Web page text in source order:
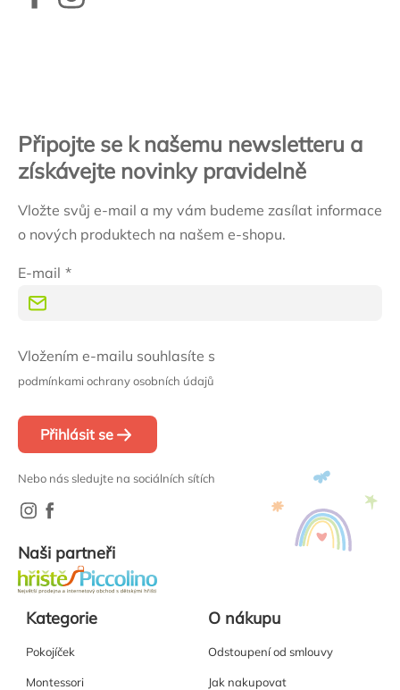
Připojte se k našemu newsletteru a
získávejte novinky pravidelně
Vložte svůj e-mail a my vám budeme zasílat informace
o nových produktech na našem e-shopu.
E-mail
Vložením e-mailu souhlasíte s
podmínkami ochrany osobních údajů
Přihlásit se
Nebo nás sledujte na sociálních sítích
Naši partneři
Kategorie
Pokojíček
Montessori
O nákupu
Odstoupení od smlouvy
Jak nakupovat